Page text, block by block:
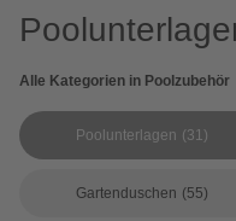
Alle Kategorien in Poolzubehör
Poolunterlagen (31)
Gartenduschen (55)